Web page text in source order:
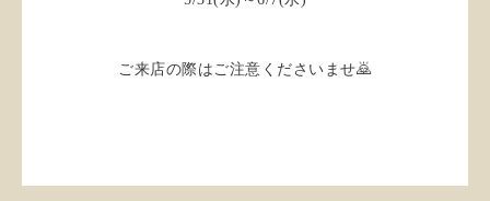
ご来店の際はご注意くださいませ🙇